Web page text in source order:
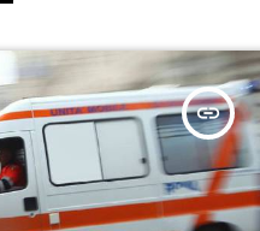
insert_link